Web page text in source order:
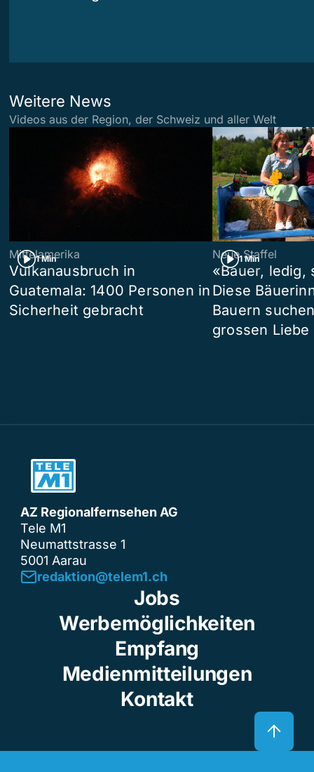
Weitere News
Videos aus der Region, der Schweiz und aller Welt
1 Min
Mittelamerika
Vulkanausbruch in
Guatemala: 1400 Personen in
Sicherheit gebracht
1 Min
Neue Staffel
«Bauer, ledig,
Diese
Bauern
grossen Liebe
AZ Regionalfernsehen AG
Tele M1
Neumattstrasse 1
5001 Aarau
redaktion@telem1.ch
Jobs
Werbemöglichkeiten
Empfang
Medienmitteilungen
Kontakt